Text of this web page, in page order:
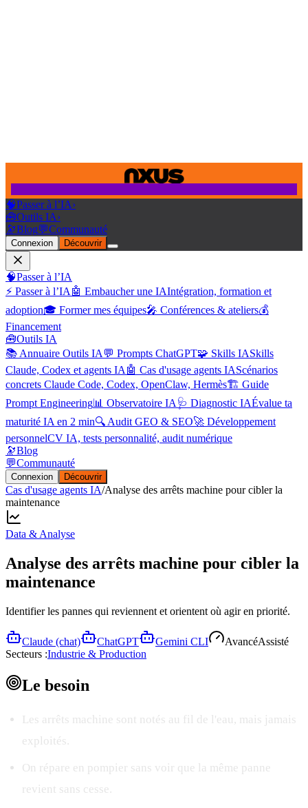
🧠Passer à l’IA›
🧰Outils IA›
🔭Blog💬Communauté
Connexion Découvrir
🧠Passer à l’IA
⚡ Passer à l’IA 🤖 Embaucher une IAIntégration, formation et
adoption🎓 Former mes équipes🎤 Conférences & ateliers💰
Financement
🧰Outils IA
📚 Annuaire Outils IA 💬 Prompts ChatGPT🧩 Skills IASkills
Claude, Codex et agents IA 🤖 Cas d'usage agents IAScénarios
concrets Claude Code, Codex, OpenClaw, Hermès🏗️ Guide
Prompt Engineering📊 Observatoire IA 🩺 Diagnostic IAÉvalue ta
maturité IA en 2 min🔍 Audit GEO & SEO🚀 Développement
personnelCV IA, tests personnalité, audit numérique
🔭Blog
💬Communauté
Connexion Découvrir
Cas d'usage agents IA/Analyse des arrêts machine pour cibler la
maintenance
Data & Analyse
Analyse des arrêts machine pour cibler la
maintenance
Identifier les pannes qui reviennent et orientent où agir en priorité.
Claude (chat) ChatGPT Gemini CLI AvancéAssisté
Secteurs :Industrie & Production
Le besoin
Les arrêts machine sont notés au fil de l'eau, mais jamais
exploités.
On répare en pompier sans voir que la même panne
revient sans cesse.